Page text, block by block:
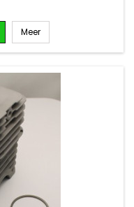
Meer